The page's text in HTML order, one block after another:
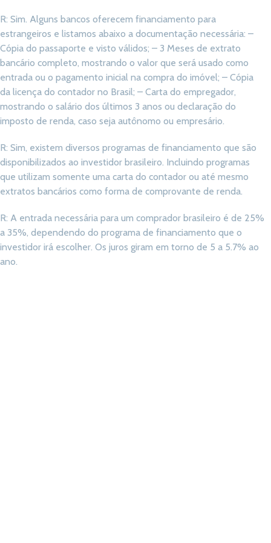
R: Sim. Alguns bancos oferecem financiamento para
estrangeiros e listamos abaixo a documentação necessária: –
Cópia do passaporte e visto válidos; – 3 Meses de extrato
bancário completo, mostrando o valor que será usado como
entrada ou o pagamento inicial na compra do imóvel; – Cópia
da licença do contador no Brasil; – Carta do empregador,
mostrando o salário dos últimos 3 anos ou declaração do
imposto de renda, caso seja autônomo ou empresário.
R: Sim, existem diversos programas de financiamento que são
disponibilizados ao investidor brasileiro. Incluindo programas
que utilizam somente uma carta do contador ou até mesmo
extratos bancários como forma de comprovante de renda.
R: A entrada necessária para um comprador brasileiro é de 25%
a 35%, dependendo do programa de financiamento que o
investidor irá escolher. Os juros giram em torno de 5 a 5.7% ao
ano.